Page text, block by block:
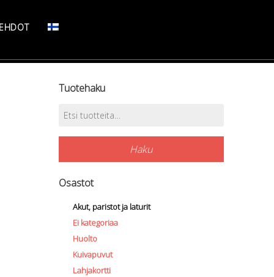
Tuotehaku
Etsi:
Haku
Osastot
Akut, paristot ja laturit
Ei kategoriaa
Huolto
Kuivapuvut
Lahjakortti